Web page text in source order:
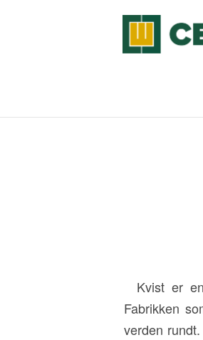
Kvist er
Fabrikken
verden